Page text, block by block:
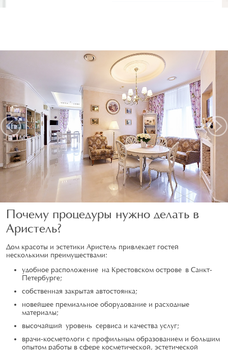
Предыдущий
Почему процедуры нужно делать в
Аристель?
Дом красоты и эстетики Аристель привлекает гостей
несколькими преимуществами:
удобное расположение на Крестовском острове в Санкт-
Петербурге;
собственная закрытая автостоянка;
новейшее премиальное оборудование и расходные
материалы;
высочайший уровень сервиса и качества услуг;
врачи-косметологи с профильным образованием и большим
опытом работы в сфере косметической, эстетической